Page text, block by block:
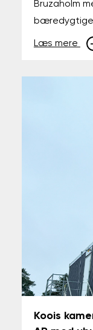
Bruzaholm
bæredygtige
Læs mere
Koois